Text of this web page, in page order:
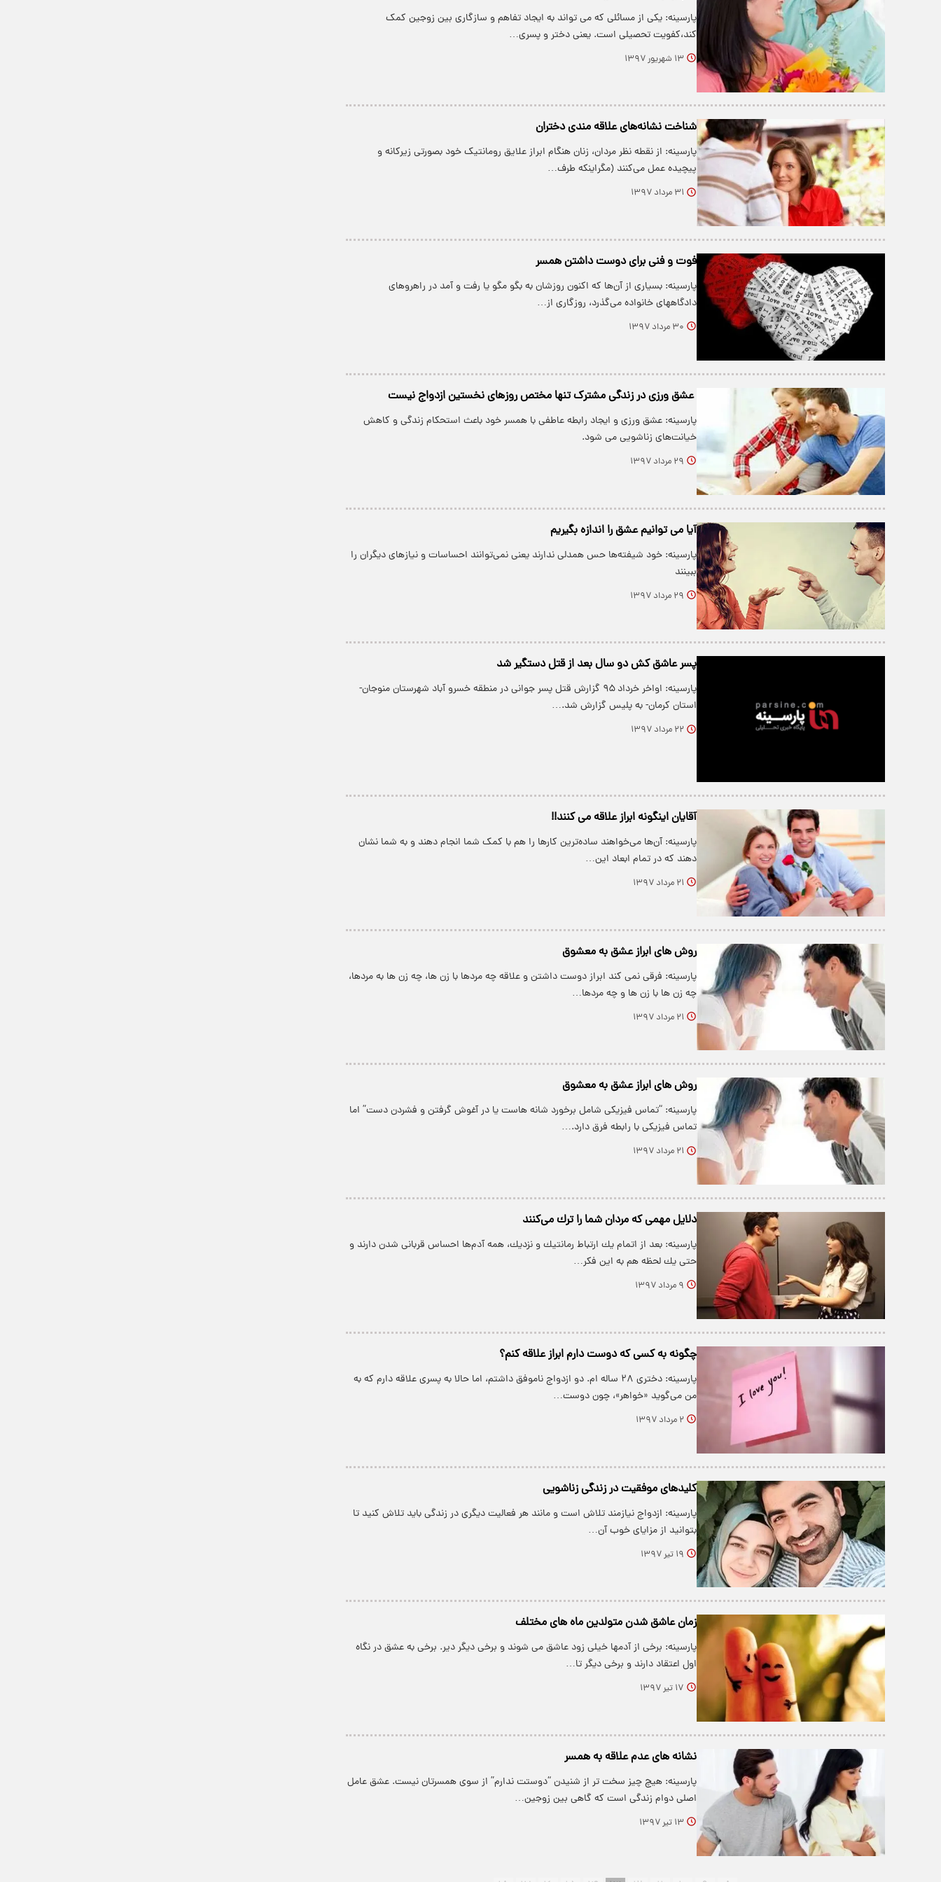
پارسینه: یکی از مسائلی که می تواند به ایجاد تفاهم و سازگاری بین زوجین کمک
کند،کفویت تحصیلی است. یعنی دختر و پسری…
۱۳ شهریور ۱۳۹۷
شناخت نشانه‌های علاقه مندی دختران
پارسینه: از نقطه نظر مردان، زنان هنگام ابراز علایق رومانتیک خود بصورتی زیرکانه و
پیچیده عمل می‌کنند (مگراینکه طرف…
۳۱ مرداد ۱۳۹۷
فوت و فنی برای دوست داشتن همسر
پارسینه: بسیاری از آن‌ها که اکنون روزشان به بگو مگو یا رفت و آمد در راهروهای
دادگاههای خانواده می‌گذرد، روزگاری از…
۳۰ مرداد ۱۳۹۷
عشق ورزی در زندگی مشترک تنها مختص روزهای نخستین ازدواج نیست
پارسینه: عشق ورزی و ایجاد رابطه عاطفی با همسر خود باعث استحکام زندگی و کاهش
خیانت‌های زناشویی می شود.
۲۹ مرداد ۱۳۹۷
آیا می توانیم عشق را اندازه بگیریم
پارسینه: خود شیفته‌ها حس همدلی ندارند یعنی نمی‌توانند احساسات و نیاز‌های دیگران را
ببینند
۲۹ مرداد ۱۳۹۷
پسر عاشق کش دو سال بعد از قتل دستگیر شد
پارسینه: اواخر خرداد ۹۵ گزارش قتل پسر جوانی در منطقه خسرو آباد شهرستان منوجان-
استان کرمان- به پلیس گزارش شد.…
۲۲ مرداد ۱۳۹۷
آقایان اینگونه ابراز علاقه می کنند!!
پارسینه: آن‌ها می‌خواهند ساده‌ترین کار‌ها را هم با کمک شما انجام دهند و به شما نشان
دهند که در تمام ابعاد این…
۲۱ مرداد ۱۳۹۷
روش های ابراز عشق به معشوق
پارسینه: فرقی نمی کند ابراز دوست داشتن و علاقه چه مردها با زن ها، چه زن ها به مردها،
چه زن ها با زن ها و چه مردها…
۲۱ مرداد ۱۳۹۷
روش های ابراز عشق به معشوق
پارسینه: “تماس فیزیکی شامل برخورد شانه هاست یا در آغوش گرفتن و فشردن دست” اما
تماس فیزیکی با رابطه فرق دارد.…
۲۱ مرداد ۱۳۹۷
دلایل مهمی كه مردان شما را ترك می‌كنند
پارسینه: بعد از اتمام یك ارتباط رمانتیك و نزدیك، همه آدم‌ها احساس قربانی شدن دارند و
حتی یك لحظه هم به این فكر…
۹ مرداد ۱۳۹۷
چگونه به کسی که دوست دارم ابراز علاقه کنم؟
پارسینه: دختری ۲۸ ساله ام. دو ازدواج ناموفق داشتم، اما حالا به پسری علاقه دارم که به
من می‌گوید «خواهر»، چون دوست…
۲ مرداد ۱۳۹۷
کلیدهای موفقیت در زندگی زناشویی
پارسینه: ازدواج نیازمند تلاش است و مانند هر فعالیت دیگری در زندگی باید تلاش کنید تا
بتوانید از مزایای خوب آن…
۱۹ تیر ۱۳۹۷
زمان عاشق شدن متولدین ماه های مختلف
پارسینه: برخی از آدمها خیلی زود عاشق می شوند و برخی دیگر دیر. برخی به عشق در نگاه
اول اعتقاد دارند و برخی دیگر تا…
۱۷ تیر ۱۳۹۷
نشانه های عدم علاقه به همسر
پارسینه: هیچ چیز سخت تر از شنیدن “دوستت ندارم” از سوی همسرتان نیست. عشق عامل
اصلی دوام زندگی است که گاهی بین زوجین…
۱۳ تیر ۱۳۹۷